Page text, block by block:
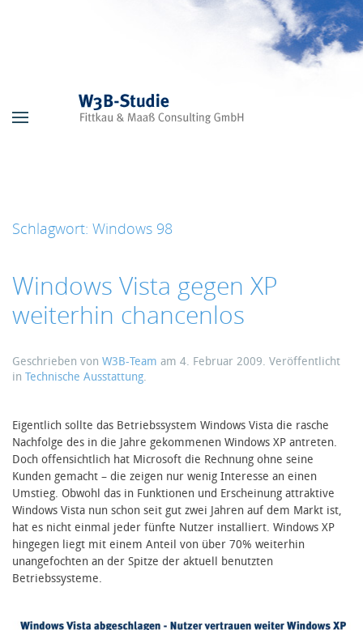
Schlagwort: Windows 98
Windows Vista gegen XP
weiterhin chancenlos
Geschrieben von W3B-Team am 4. Februar 2009. Veröffentlicht
in Technische Ausstattung.
Eigentlich sollte das Betriebssystem Windows Vista die rasche
Nachfolge des in die Jahre gekommenen Windows XP antreten.
Doch offensichtlich hat Microsoft die Rechnung ohne seine
Kunden gemacht – die zeigen nur wenig Interesse an einen
Umstieg. Obwohl das in Funktionen und Erscheinung attraktive
Windows Vista nun schon seit gut zwei Jahren auf dem Markt ist,
hat es nicht einmal jeder fünfte Nutzer installiert. Windows XP
hingegen liegt mit einem Anteil von über 70% weiterhin
unangefochten an der Spitze der aktuell benutzten
Betriebssysteme.